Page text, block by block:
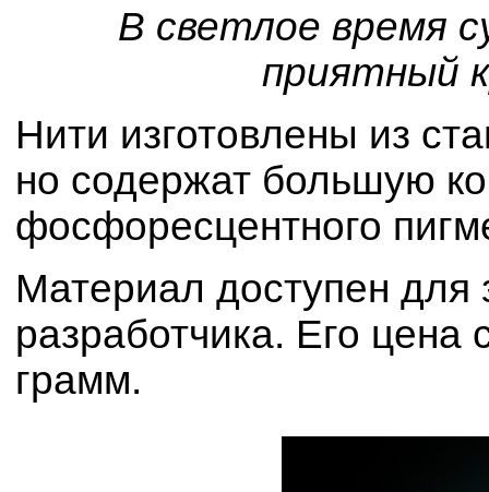
В светлое время
приятный
Нити изготовлены из
но содержат большую
фосфоресцентного
Материал доступен для
разработчика. Его цена
грамм.